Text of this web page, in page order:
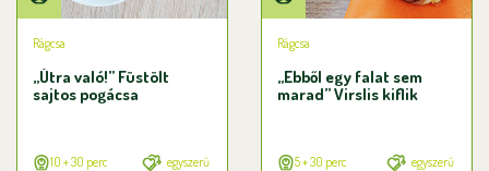
Rágcsa
„Útra való!” Füstölt
sajtos pogácsa
10 + 30 perc egyszerű
Rágcsa
„Ebből egy falat sem
marad” Virslis kiflik
5 + 30 perc egyszerű